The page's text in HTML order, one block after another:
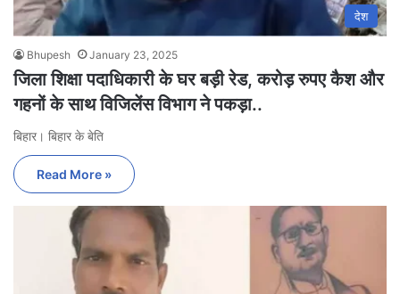
देश
Bhupesh January 23, 2025
जिला शिक्षा पदाधिकारी के घर बड़ी रेड, करोड़ रुपए कैश और
गहनों के साथ विजिलेंस विभाग ने पकड़ा..
बिहार। बिहार के बेति
Read More »